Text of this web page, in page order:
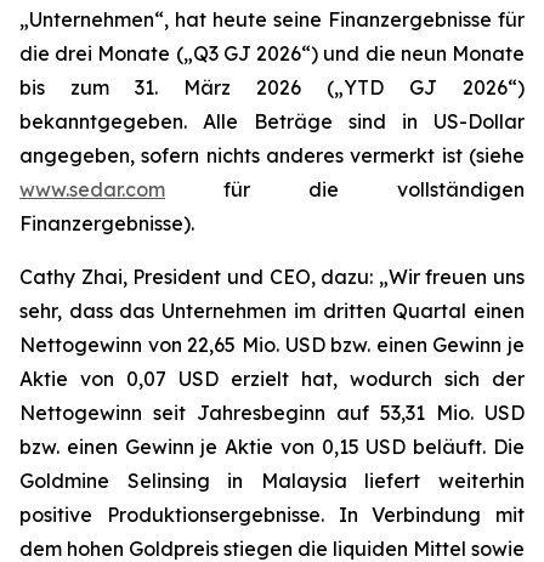
„Unternehmen“, hat heute seine Finanzergebnisse für
die drei Monate („Q3 GJ 2026“) und die neun Monate
bis zum 31. März 2026 („YTD GJ 2026“)
bekanntgegeben. Alle Beträge sind in US-Dollar
angegeben, sofern nichts anderes vermerkt ist (siehe
www.sedar.com für die vollständigen
Finanzergebnisse).
Cathy Zhai, President und CEO, dazu: „Wir freuen uns
sehr, dass das Unternehmen im dritten Quartal einen
Nettogewinn von 22,65 Mio. USD bzw. einen Gewinn je
Aktie von 0,07 USD erzielt hat, wodurch sich der
Nettogewinn seit Jahresbeginn auf 53,31 Mio. USD
bzw. einen Gewinn je Aktie von 0,15 USD beläuft. Die
Goldmine Selinsing in Malaysia liefert weiterhin
positive Produktionsergebnisse. In Verbindung mit
dem hohen Goldpreis stiegen die liquiden Mittel sowie